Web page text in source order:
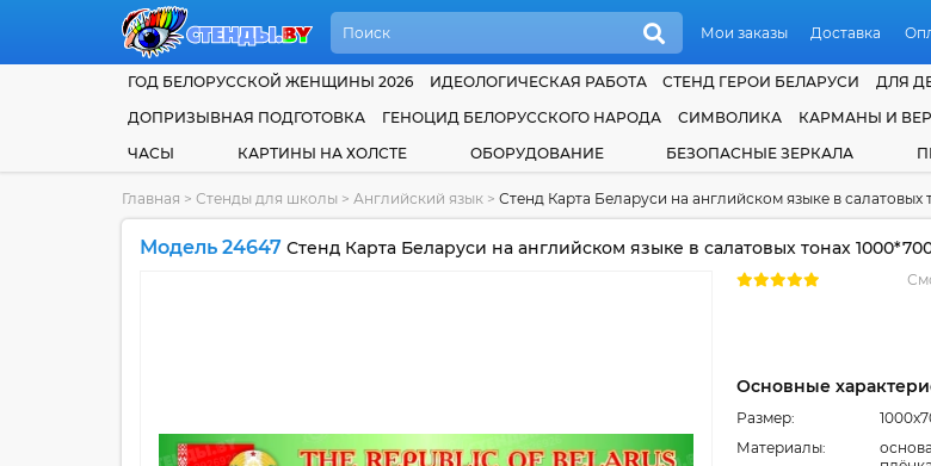
Мои заказы Доставка
ГОД БЕЛОРУССКОЙ ЖЕНЩИНЫ 2026 ИДЕОЛОГИЧЕСКАЯ РАБОТА СТЕНД ГЕРОИ БЕЛАРУСИ ДЛЯ
ДОПРИЗЫВНАЯ ПОДГОТОВКА
ГЕНОЦИД БЕЛОРУССКОГО НАРОДА СИМВОЛИКА КАРМАНЫ И
ЧАСЫ
КАРТИНЫ НА ХОЛСТЕ ОБОРУДОВАНИЕ БЕЗОПАСНЫЕ ЗЕРКАЛА
Главная > Стенды для школы > Английский язык > Стенд Карта Беларуси на английском языке в салатовых
Модель 24647 Стенд Карта Беларуси на английском языке в салатовых тонах
Основные
Размер:
Материалы: